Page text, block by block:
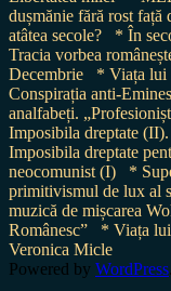
dușmănie fără rost
atâtea secole?
* În
Tracia vorbea
Decembrie
* Viața lui
Conspirația anti-
analfabeți.
Imposibila dreptate
Imposibila dreptate
neocomunist (I)
*
primitivismul de lux al
muzică de mișcarea
Românesc”
* Viața
Veronica Micle
Powered by WordPress